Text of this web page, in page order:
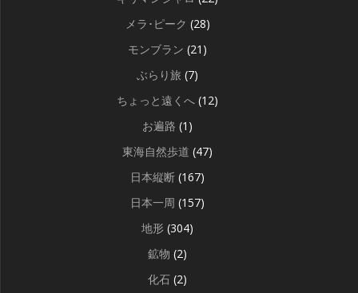
メラ･ピーク (28)
モンブラン (21)
ぶらり旅 (7)
ちょっと遠くへ (12)
お遍路 (1)
東海自然歩道 (47)
日本縦断 (167)
日本一周 (157)
地形 (304)
鉱物 (2)
化石 (2)